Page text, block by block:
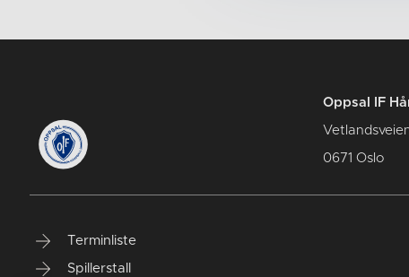
Oppsal IF
0671 Oslo
Terminliste
Spillerstall